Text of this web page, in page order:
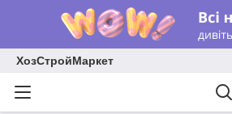
ХозСтройМаркет